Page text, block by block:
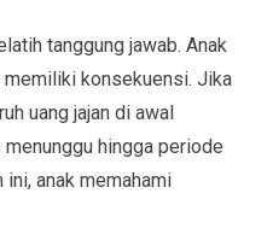
tanggung jawab. Anak
konsekuensi. Jika
uang jajan di awal
hingga periode
ini, anak memahami